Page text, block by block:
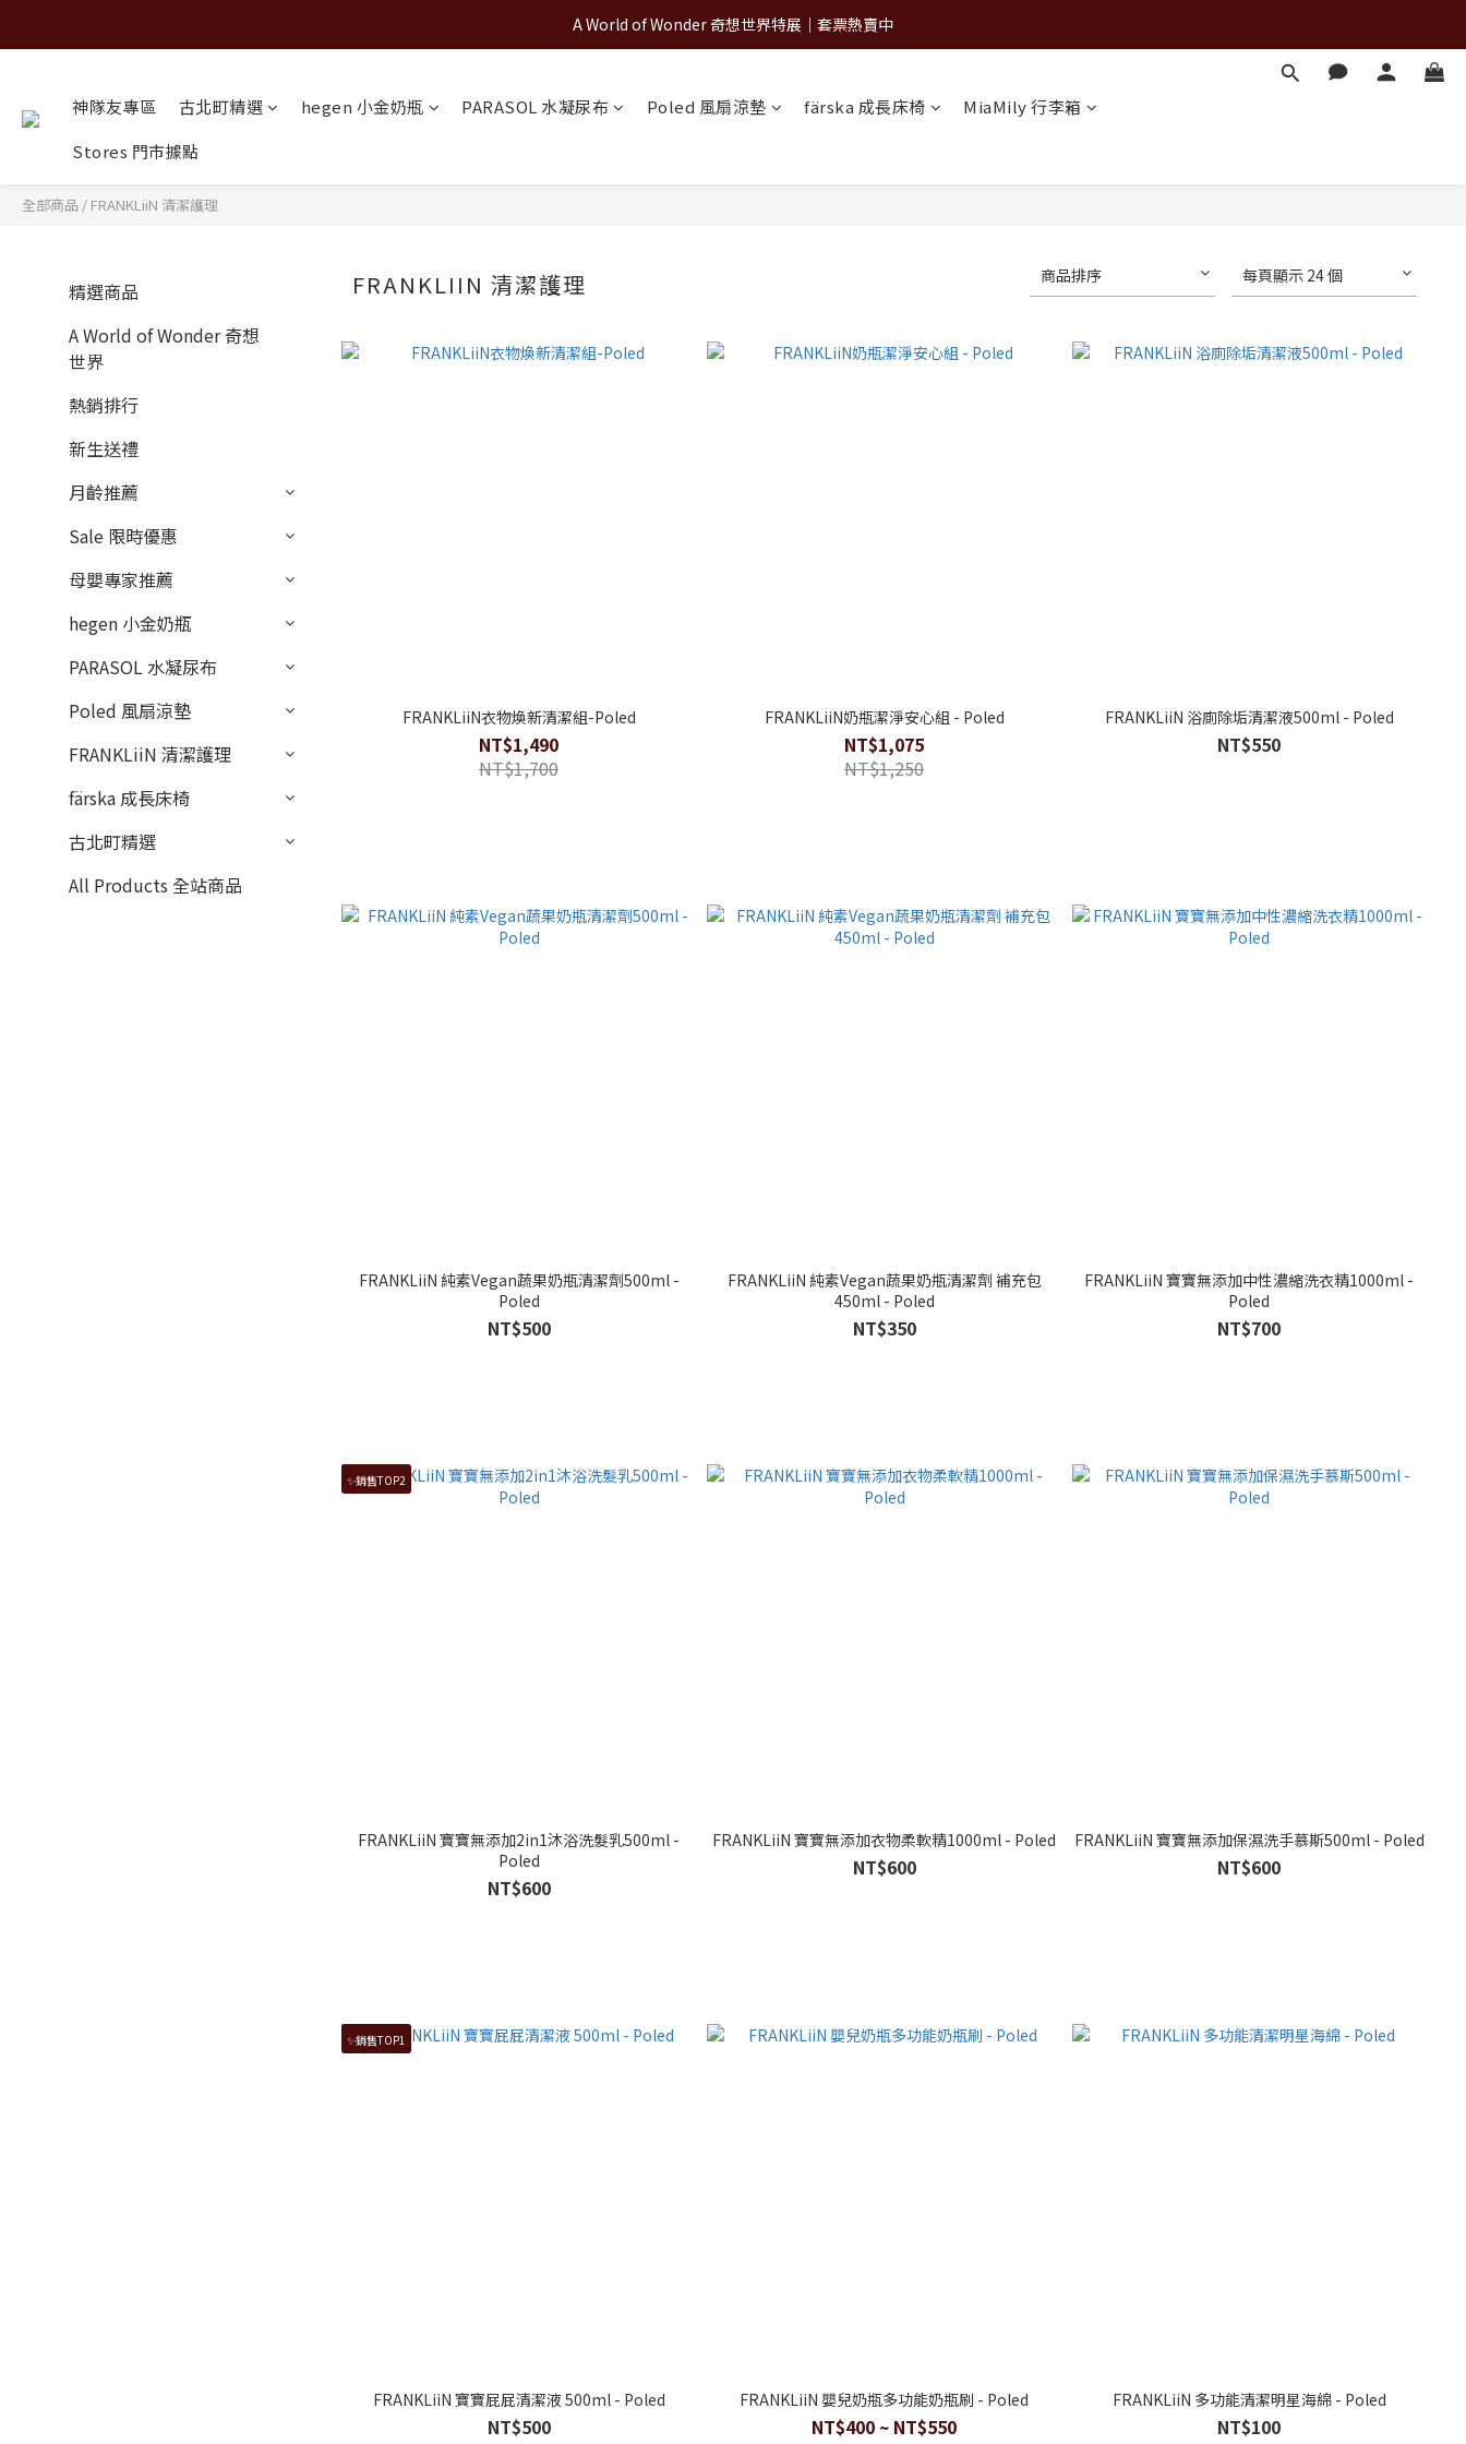
A World of Wonder 奇想世界特展｜套票熱賣中
A World of Wonder 奇想世界特展｜套票熱賣中
A World of Wonder 奇想世界特展｜套票熱賣中
神隊友專區 古北町精選 hegen 小金奶瓶 PARASOL 水凝尿布 Poled 風扇涼墊 färska 成長床椅
MiaMily 行李箱
Stores 門市據點
全部商品 / FRANKLiiN 清潔護理
精選商品
A World of Wonder 奇想
世界
熱銷排行
新生送禮
月齡推薦
Sale 限時優惠
母嬰專家推薦
hegen 小金奶瓶
PARASOL 水凝尿布
Poled 風扇涼墊
FRANKLiiN 清潔護理
färska 成長床椅
古北町精選
All Products 全站商品
FRANKLIIN 清潔護理 商品排序 每頁顯示 24 個
FRANKLiiN衣物煥新清潔組-Poled
NT$1,490
NT$1,700
FRANKLiiN奶瓶潔淨安心組 - Poled
NT$1,075
NT$1,250
FRANKLiiN 浴廁除垢清潔液500ml - Poled
NT$550
FRANKLiiN 純素Vegan蔬果奶瓶清潔劑500ml -
Poled
NT$500
FRANKLiiN 純素Vegan蔬果奶瓶清潔劑 補充包
450ml - Poled
NT$350
FRANKLiiN 寶寶無添加中性濃縮洗衣精1000ml -
Poled
NT$700
✨銷售TOP2
FRANKLiiN 寶寶無添加2in1沐浴洗髮乳500ml -
Poled
NT$600
FRANKLiiN 寶寶無添加衣物柔軟精1000ml - Poled
NT$600
FRANKLiiN 寶寶無添加保濕洗手慕斯500ml - Poled
NT$600
✨銷售TOP1
FRANKLiiN 寶寶屁屁清潔液 500ml - Poled
NT$500
FRANKLiiN 嬰兒奶瓶多功能奶瓶刷 - Poled
NT$400 ~ NT$550
FRANKLiiN 多功能清潔明星海綿 - Poled
NT$100